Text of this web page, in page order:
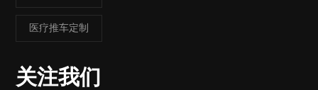
医疗推车定制
关注我们